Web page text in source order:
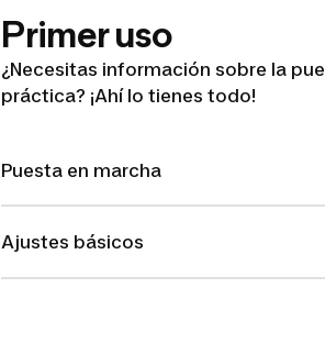
Primer uso
¿Necesitas información sobre la
práctica? ¡Ahí lo tienes todo!
Puesta en marcha
Ajustes básicos